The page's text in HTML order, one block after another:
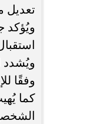
تعديل
ويُؤكد
ويُشدد
وفقًا
كما